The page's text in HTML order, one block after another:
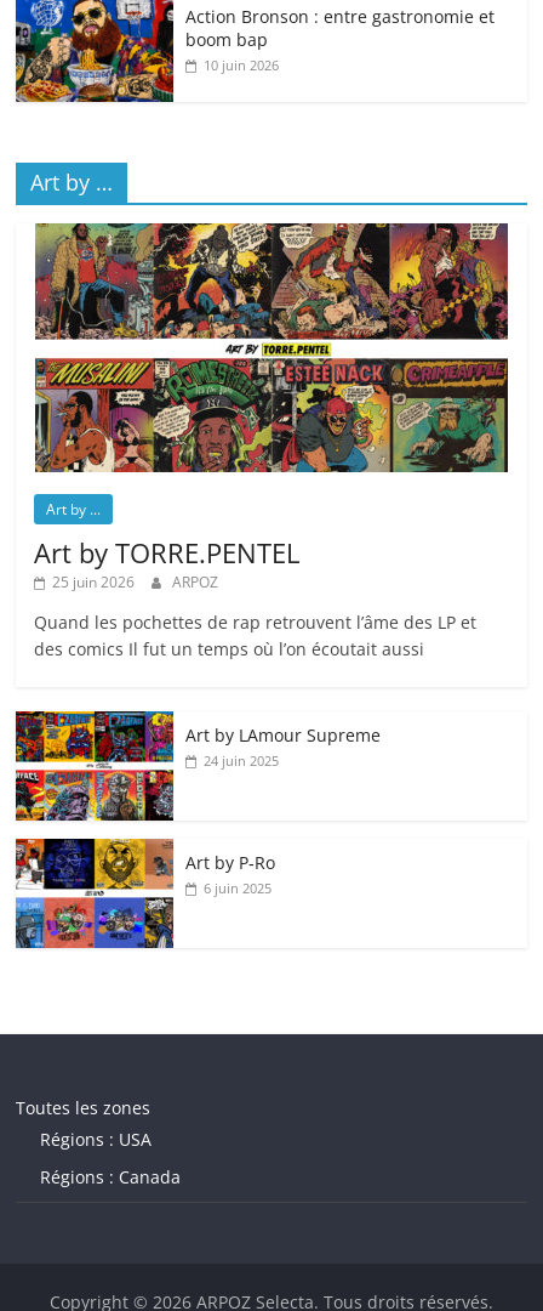
Action Bronson : entre gastronomie et
boom bap
10 juin 2026
Art by …
Art by ...
Art by TORRE.PENTEL
25 juin 2026 ARPOZ
Quand les pochettes de rap retrouvent l’âme des LP et
des comics Il fut un temps où l’on écoutait aussi
Art by LAmour Supreme
24 juin 2025
Art by P‑Ro
6 juin 2025
Toutes les zones
Régions : USA
Régions : Canada
Copyright © 2026 ARPOZ Selecta. Tous droits réservés.